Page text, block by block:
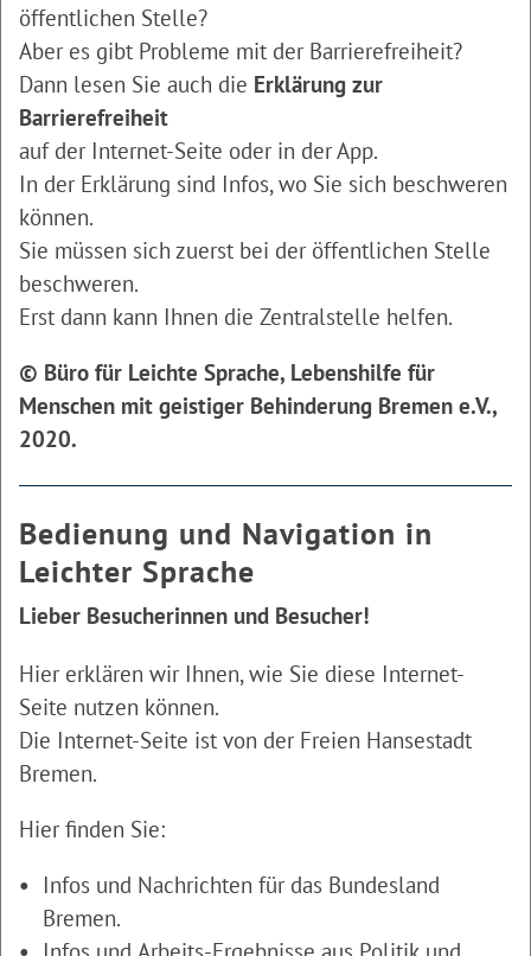
öffentlichen Stelle?
Aber es gibt Probleme mit der Barrierefreiheit?
Dann lesen Sie auch die Erklärung zur
Barrierefreiheit
auf der Internet-Seite oder in der App.
In der Erklärung sind Infos, wo Sie sich beschweren
können.
Sie müssen sich zuerst bei der öffentlichen Stelle
beschweren.
Erst dann kann Ihnen die Zentralstelle helfen.
© Büro für Leichte Sprache, Lebenshilfe für
Menschen mit geistiger Behinderung Bremen e.V.,
2020.
Bedienung und Navigation in
Leichter Sprache
Lieber Besucherinnen und Besucher!
Hier erklären wir Ihnen, wie Sie diese Internet-
Seite nutzen können.
Die Internet-Seite ist von der Freien Hansestadt
Bremen.
Hier finden Sie:
Infos und Nachrichten für das Bundesland
Bremen.